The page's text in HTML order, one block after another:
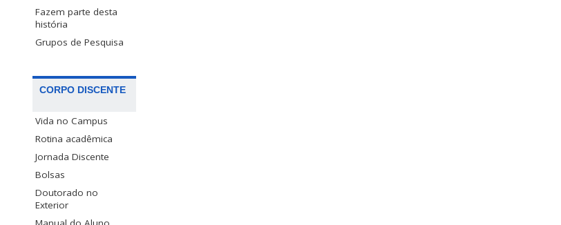
Fazem parte desta
história
Grupos de Pesquisa
CORPO DISCENTE
Vida no Campus
Rotina acadêmica
Jornada Discente
Bolsas
Doutorado no
Exterior